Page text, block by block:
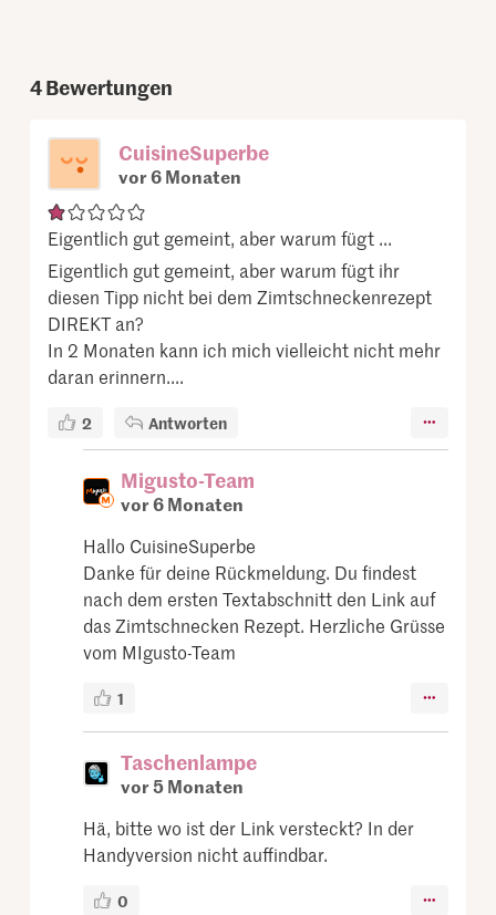
4Bewertungen
CuisineSuperbe
vor 6 Monaten
Eigentlich gut gemeint, aber warum fügt ...
Eigentlich gut gemeint, aber warum fügt ihr
diesen Tipp nicht bei dem Zimtschneckenrezept
DIREKT an?
In 2 Monaten kann ich mich vielleicht nicht mehr
daran erinnern....
2 Antworten
Migusto-Team
vor 6 Monaten
Hallo CuisineSuperbe
Danke für deine Rückmeldung. Du findest
nach dem ersten Textabschnitt den Link auf
das Zimtschnecken Rezept. Herzliche Grüsse
vom MIgusto-Team
1
Taschenlampe
vor 5 Monaten
Hä, bitte wo ist der Link versteckt? In der
Handyversion nicht auffindbar.
0